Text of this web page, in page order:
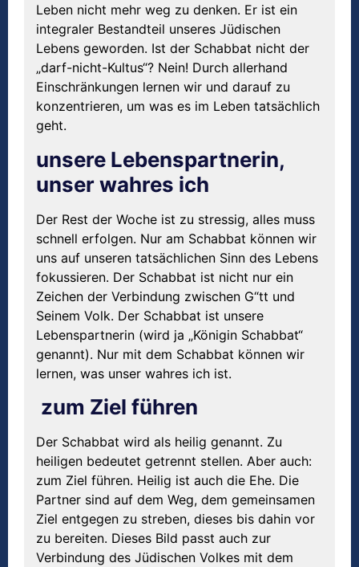
Leben nicht mehr weg zu denken. Er ist ein
integraler Bestandteil unseres Jüdischen
Lebens geworden. Ist der Schabbat nicht der
„darf-nicht-Kultus“? Nein! Durch allerhand
Einschränkungen lernen wir und darauf zu
konzentrieren, um was es im Leben tatsächlich
geht.
unsere Lebenspartnerin,
unser wahres ich
Der Rest der Woche ist zu stressig, alles muss
schnell erfolgen. Nur am Schabbat können wir
uns auf unseren tatsächlichen Sinn des Lebens
fokussieren. Der Schabbat ist nicht nur ein
Zeichen der Verbindung zwischen G“tt und
Seinem Volk. Der Schabbat ist unsere
Lebenspartnerin (wird ja „Königin Schabbat“
genannt). Nur mit dem Schabbat können wir
lernen, was unser wahres ich ist.
zum Ziel führen
Der Schabbat wird als heilig genannt. Zu
heiligen bedeutet getrennt stellen. Aber auch:
zum Ziel führen. Heilig ist auch die Ehe. Die
Partner sind auf dem Weg, dem gemeinsamen
Ziel entgegen zu streben, dieses bis dahin vor
zu bereiten. Dieses Bild passt auch zur
Verbindung des Jüdischen Volkes mit dem